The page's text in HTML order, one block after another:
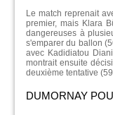
Le match reprenait
premier, mais Klara
dangereuses à
s'emparer du ballon
avec Kadidiatou
montrait ensuite
deuxième tentative
DUMORNAY